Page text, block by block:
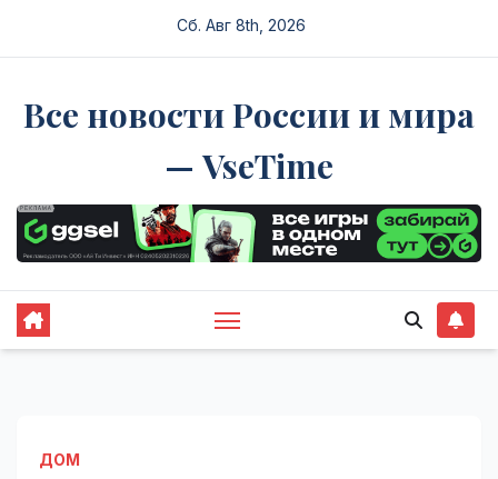
Сб. Авг 8th, 2026
Все новости России и мира
— VseTime
ДОМ